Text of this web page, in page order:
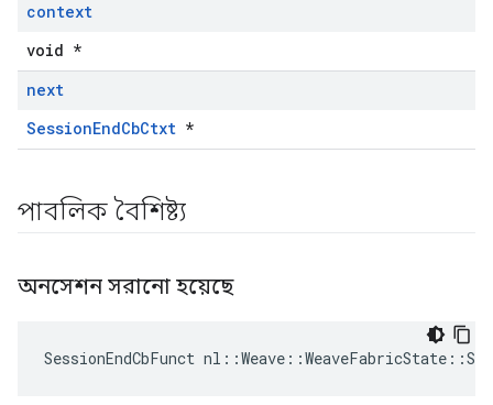
context
void *
next
SessionEndCbCtxt *
পাবলিক বৈশিষ্ট্য
অনসেশন সরানো হয়েছে
SessionEndCbFunct